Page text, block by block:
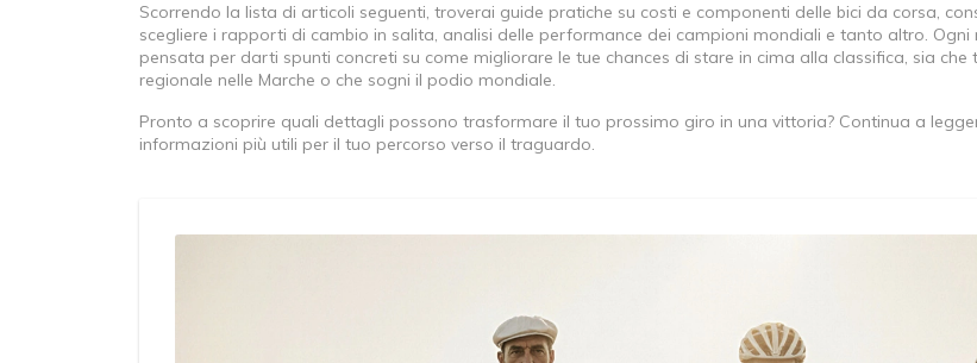
Scorrendo la lista di articoli seguenti, troverai guide pratiche su costi e componenti delle bici da corsa,
scegliere i rapporti di cambio in salita, analisi delle performance dei campioni mondiali e tanto altro. Ogni
pensata per darti spunti concreti su come migliorare le tue chances di stare in cima alla classifica, sia che
regionale nelle Marche o che sogni il podio mondiale.
Pronto a scoprire quali dettagli possono trasformare il tuo prossimo giro in una vittoria? Continua a
informazioni più utili per il tuo percorso verso il traguardo.